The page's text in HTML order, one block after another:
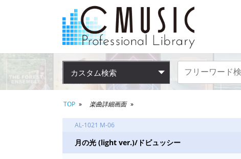
カスタム検索
TOP 楽曲詳細画面
AL-1021 M-06
月の光 (light ver.)/ドビュッシー